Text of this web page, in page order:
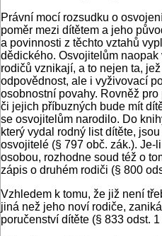
Právní mocí rozsudku o
poměr mezi dítětem a jeho
a povinnosti z těchto vztahů
dědického. Osvojitelům
rodičů vznikají, a to nejen ta,
odpovědnost, ale i vyživovací
osobnostní povahy. Rovněž
či jejich příbuzných bude mít
se osvojitelům narodilo. Do
který vydal rodný list dítěte,
osvojitelé (§ 797 obč. zák.). Je-
osobou, rozhodne soud též o
zápis o druhém rodiči (§ 800
Vzhledem k tomu, že již není
jiná než jeho noví rodiče,
poručenství dítěte (§ 833 odst. 1